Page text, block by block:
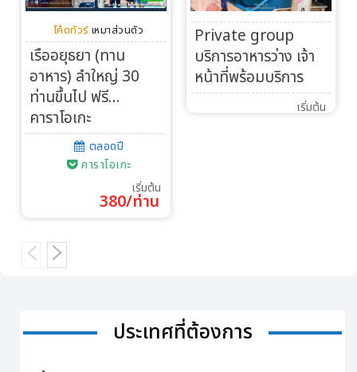
โค้ดทัวร์ เหมาส่วนตัว
เรืออยุธยา (ทาน
อาหาร) ลำใหญ่ 30
ท่านขึ้นไป ฟรี…
คาราโอเกะ
ตลอดปี
คาราโอเกะ
เริ่มต้น
380/ท่าน
Private group
บริการอาหารว่าง เจ้า
หน้าที่พร้อมบริการ
เริ่มต้น
ประเทศที่ต้องการ